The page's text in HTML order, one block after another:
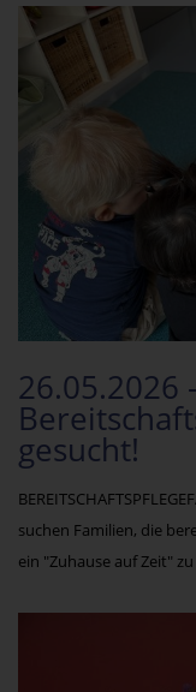
26.05.2026
gesucht!
suchen Familien, die
ein "Zuhause auf Zeit"